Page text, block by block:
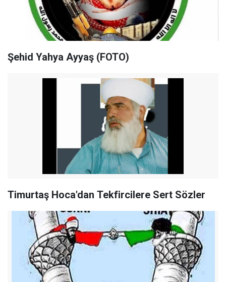
Şehid Yahya Ayyaş (FOTO)
Timurtaş Hoca'dan Tekfircilere Sert Sözler